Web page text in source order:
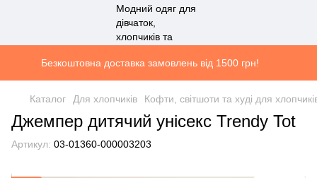
Безкоштовна доставка замовлень від 1500 грн!
Каталог Для хлопчиків Кофти, світшоти та худі для
Джемпер дитячий унісекс Trendy Tot
Артикул: 03-01360-000003203